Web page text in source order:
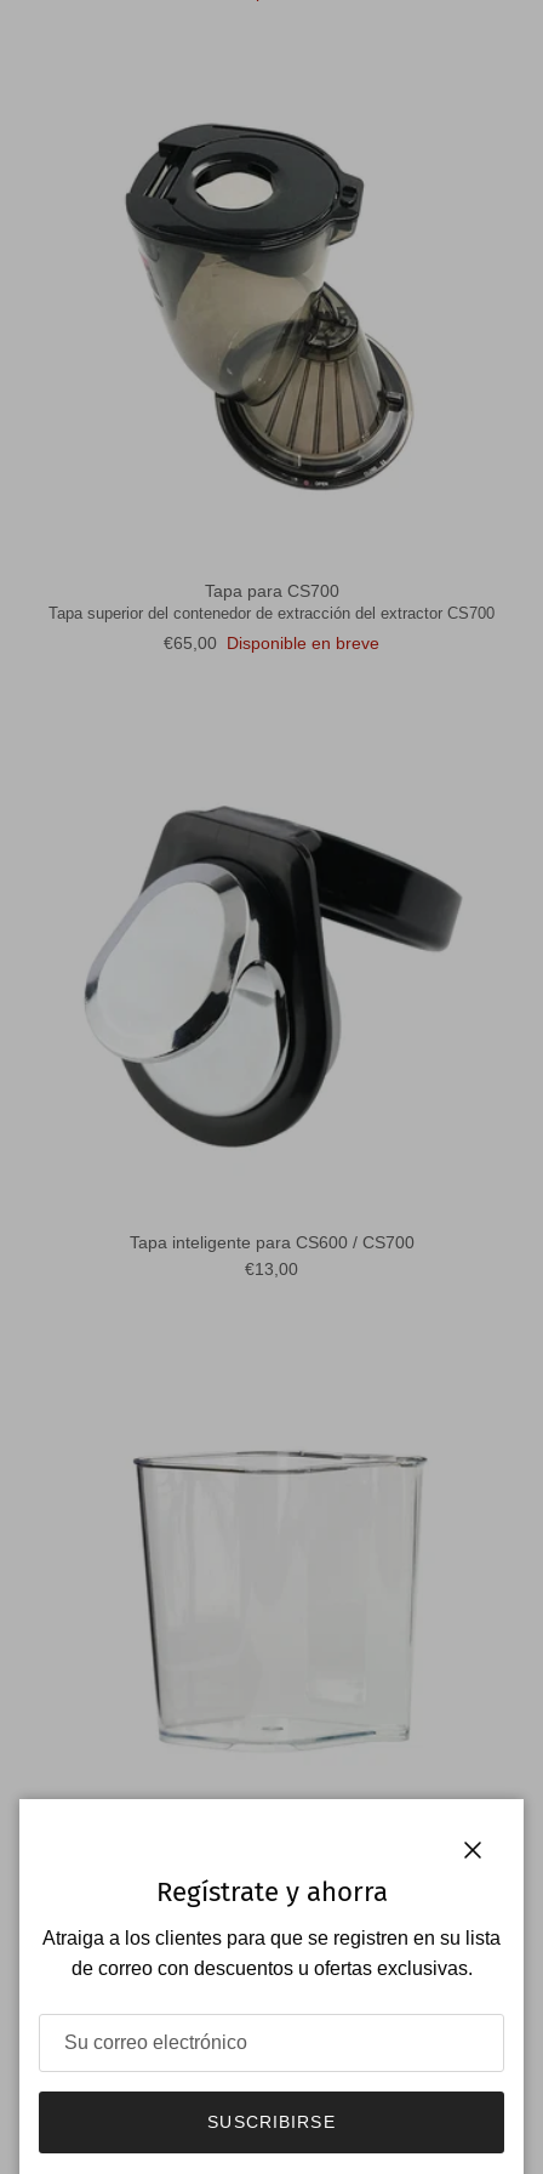
Tapa para CS700
Tapa superior del contenedor de extracción del extractor CS700
Precio normal
€65,00 Disponible en breve
Tapa inteligente para CS600 / CS700
Precio normal
€13,00
Jarra para zumo extractor CS600
Regístrate y ahorra
Atraiga a los clientes para que se registren en su lista
de correo con descuentos u ofertas exclusivas.
SUSCRIBIRSE